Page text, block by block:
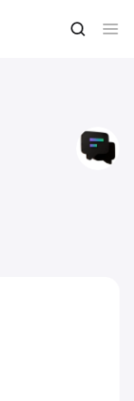
Acheter du CHAT
CHAT